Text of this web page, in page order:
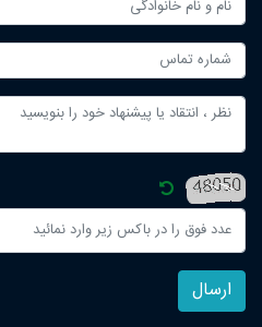
ارسال